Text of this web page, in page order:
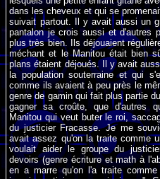
dans les cheveux et qui se
suivait partout. Il y avait aussi un
pantalon je crois aussi et d'autres
plus très bien. Ils déjouaient
méchant et le Manitou était bien
plans étaient déjoués. Il y avait
la population souterraine et qui
comme ils avaient à peu près le
genre de gamin qui fait plus partie
gagner sa croûte, que d'autres
Manitou qui veut buter le roi,
du justicier Fracasse. Je me
avait assez qu'on la traite comme
voulait aider le groupe du
devoirs (genre écriture et math à
en a marre qu'on l'a traite